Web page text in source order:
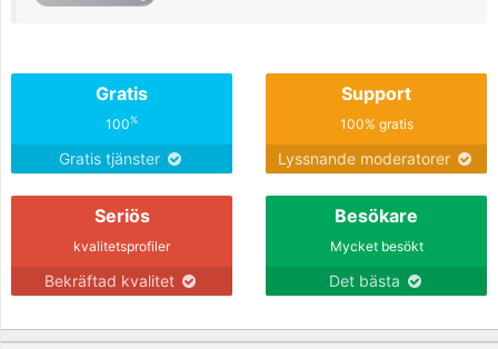
Gratis
100%
Gratis tjänster
Support
100% gratis
Lyssnande moderatorer
Seriös
kvalitetsprofiler
Bekräftad kvalitet
Besökare
Mycket besökt
Det bästa